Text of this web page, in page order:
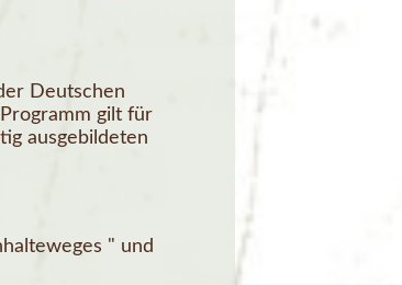
Deutschen
gilt für
ausgebildeten
" und